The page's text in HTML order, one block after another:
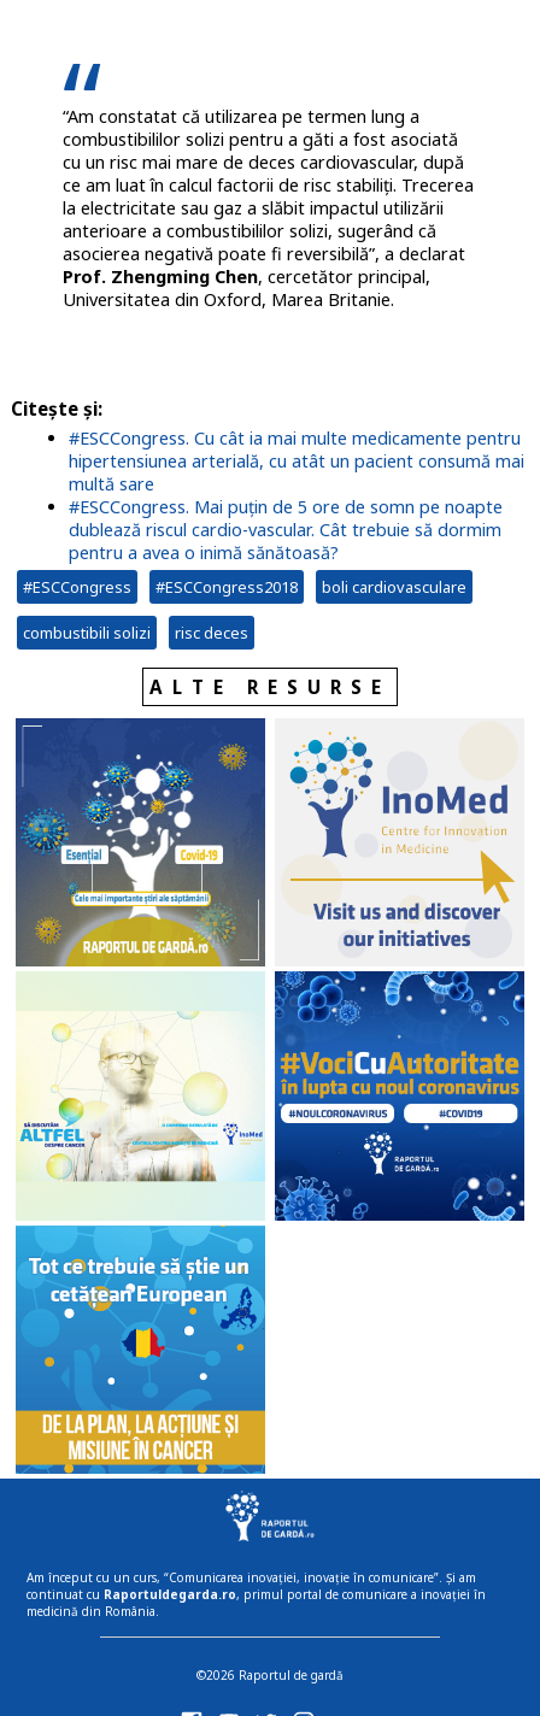
“Am constatat că utilizarea pe termen lung a
combustibililor solizi pentru a găti a fost asociată
cu un risc mai mare de deces cardiovascular, după
ce am luat în calcul factorii de risc stabiliți. Trecerea
la electricitate sau gaz a slăbit impactul utilizării
anterioare a combustibililor solizi, sugerând că
asocierea negativă poate fi reversibilă”, a declarat
Prof. Zhengming Chen, cercetător principal,
Universitatea din Oxford, Marea Britanie.
Citește și:
#ESCCongress. Cu cât ia mai multe medicamente pentru
hipertensiunea arterială, cu atât un pacient consumă mai
multă sare
#ESCCongress. Mai puțin de 5 ore de somn pe noapte
dublează riscul cardio-vascular. Cât trebuie să dormim
pentru a avea o inimă sănătoasă?
#ESCCongress #ESCCongress2018 boli cardiovasculare
combustibili solizi risc deces
ALTE RESURSE
Am început cu un curs, “Comunicarea inovației, inovație în comunicare”. Și am
continuat cu Raportuldegarda.ro, primul portal de comunicare a inovației în
medicină din România.
©2026 Raportul de gardă